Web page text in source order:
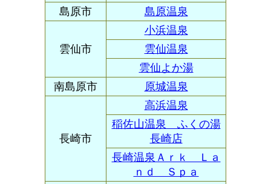
島原市 島原温泉
雲仙市
小浜温泉
雲仙温泉
雲仙よか湯
南島原市
原城温泉
長崎市
高浜温泉
稲佐山温泉 ふくの湯
長崎店
長崎温泉Ａｒｋ Ｌａ
ｎｄ Ｓｐａ